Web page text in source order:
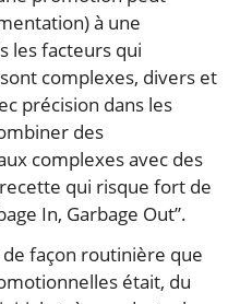
à une
les facteurs qui
complexes, divers et
précision dans les
des
complexes avec des
qui risque fort de
In, Garbage Out”.
façon routinière que
était, du